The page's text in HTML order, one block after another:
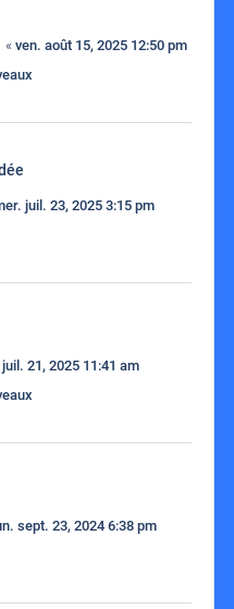
« ven. août 15, 2025 12:50 pm
juil. 23, 2025 3:15 pm
juil. 21, 2025 11:41 am
sept. 23, 2024 6:38 pm